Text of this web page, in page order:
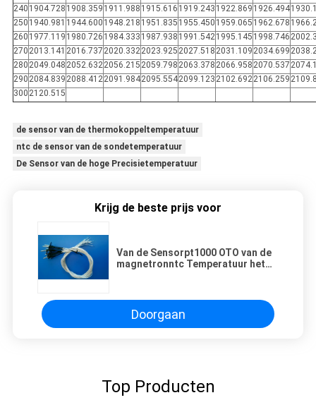
240 1904.728 1908.359 1911.988 1915.616 1919.243 1922.869 1926.494
250 1940.981 1944.600 1948.218 1951.835 1955.450 1959.065 1962.678
260 1977.119 1980.726 1984.333 1987.938 1991.5421995.145 1998.746
270 2013.141 2016.737 2020.3322023.925 2027.518 2031.109 2034.699
280 2049.048 2052.6322056.215 2059.798 2063.378 2066.958 2070.537
290 2084.839 2088.4122091.9842095.5542099.123 2102.6922106.259
300 2120.515
de sensor van de thermokoppeltemperatuur
ntc de sensor van de sondetemperatuur
De Sensor van de hoge Precisietemperatuur
Krijg de beste prijs voor
Van de Sensorpt1000 OTO van de
magnetronntc Temperatuur het
Doorgaan
Top Producten